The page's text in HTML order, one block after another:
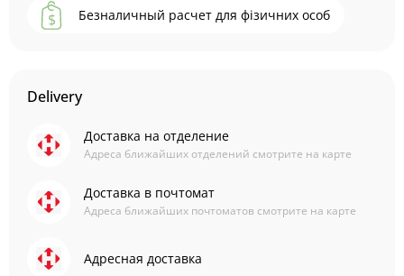
Безналичный расчет для фізичних особ
Delivery
Доставка на отделение
Адреса ближайших отделений смотрите на карте
Доставка в почтомат
Адреса ближайших почтоматов смотрите на карте
Адресная доставка